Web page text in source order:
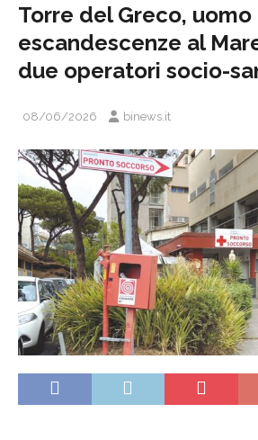
Torre del Greco, uomo
escandescenze al
due operatori socio-
08/06/2026 binews.it